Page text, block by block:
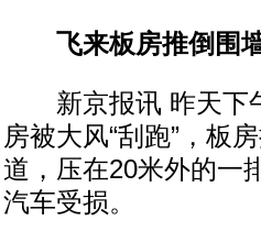
飞来板房推倒围
新京报讯 昨天下午
房被大风“刮跑”，板
道，压在20米外的一
汽车受损。